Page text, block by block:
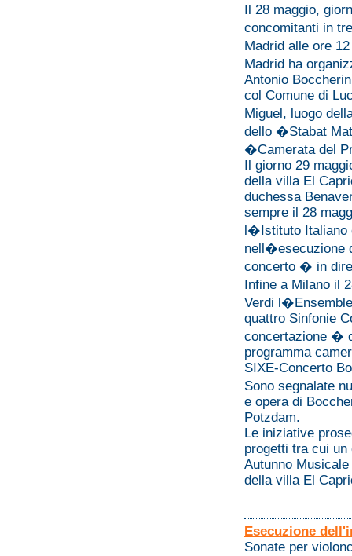
Il 28 maggio,
concomitanti in
Madrid alle ore
Madrid ha
Antonio
col Comune di
Miguel, luogo
dello �Stabat
�Camerata del
Il giorno 29
della villa El
duchessa
sempre il 28
l�Istituto Italiano
nell�esecuzione
concerto � in
Infine a Milano il
Verdi
quattro Sinfonie
concertazione �
programma
SIXE-Concerto
Sono segnalate
e opera di
Potzdam.
Le iniziative
progetti tra cui
Autunno
della villa El
Esecuzione
Sonate per